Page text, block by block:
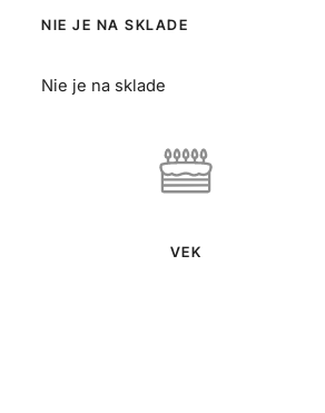
NIE JE NA SKLADE
Nie je na sklade
VEK